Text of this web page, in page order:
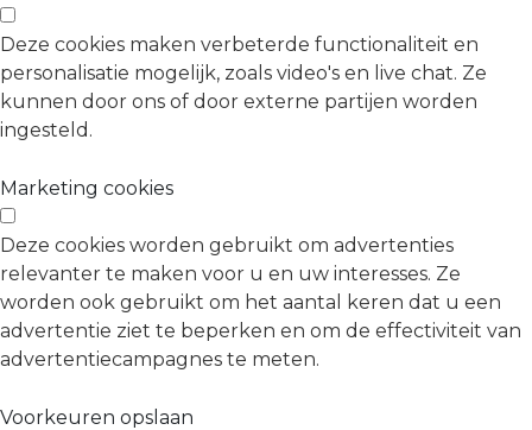
Deze cookies maken verbeterde functionaliteit en
personalisatie mogelijk, zoals video's en live chat. Ze
kunnen door ons of door externe partijen worden
ingesteld.
Marketing cookies
Deze cookies worden gebruikt om advertenties
relevanter te maken voor u en uw interesses. Ze
worden ook gebruikt om het aantal keren dat u een
advertentie ziet te beperken en om de effectiviteit van
advertentiecampagnes te meten.
Voorkeuren opslaan